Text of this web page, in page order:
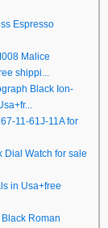
Espresso
Malice
shippi...
Black Ion-
11-61J-11A for
Dial Watch for sale
in Usa+free
Roman